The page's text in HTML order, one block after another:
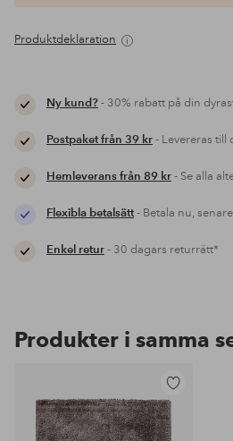
Produktdeklaration
Ny kund?- 30% rabatt på din
Postpaket från 39 kr- Levereras till
Hemleverans från 89 kr- Se alla
Flexibla betalsätt- Betala nu,
Enkel retur- 30 dagars returrätt*
Produkter i samma
Lägg
till
i